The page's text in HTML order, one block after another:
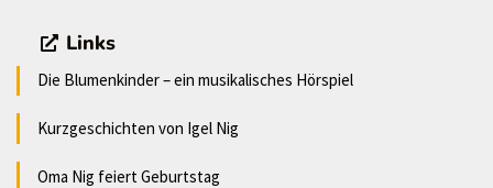
Links
Die Blumenkinder – ein musikalisches Hörspiel
Kurzgeschichten von Igel Nig
Oma Nig feiert Geburtstag